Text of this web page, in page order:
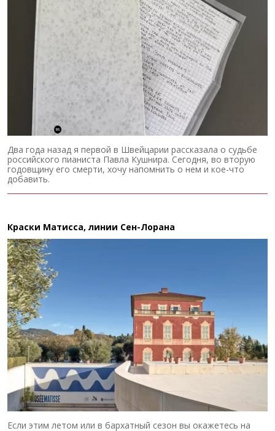
Два года назад я первой в Швейцарии рассказала о судьбе
российского пианиста Павла Кушнира. Сегодня, во вторую
годовщину его смерти, хочу напомнить о нем и кое-что
добавить.
Краски Матисса, линии Сен-Лорана
Если этим летом или в бархатный сезон вы окажетесь на